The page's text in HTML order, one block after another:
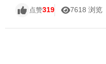
点赞319 7618 浏览